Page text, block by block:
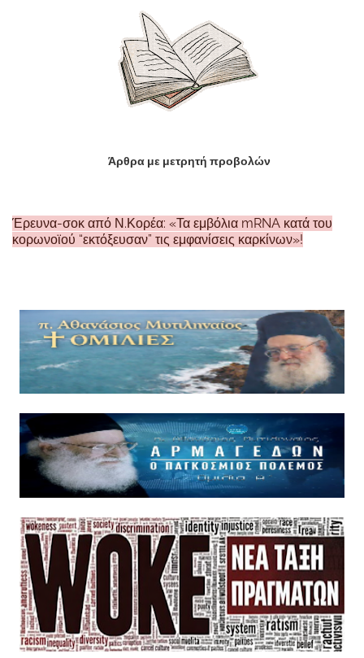
Άρθρα με μετρητή προβολών
Έρευνα-σοκ από Ν.Κορέα: «Τα εμβόλια mRNA κατά του
κορωνοϊού “εκτόξευσαν” τις εμφανίσεις καρκίνων»!